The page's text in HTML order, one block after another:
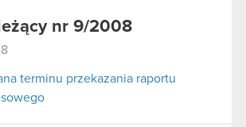
nr 9/2008
terminu przekazania raportu